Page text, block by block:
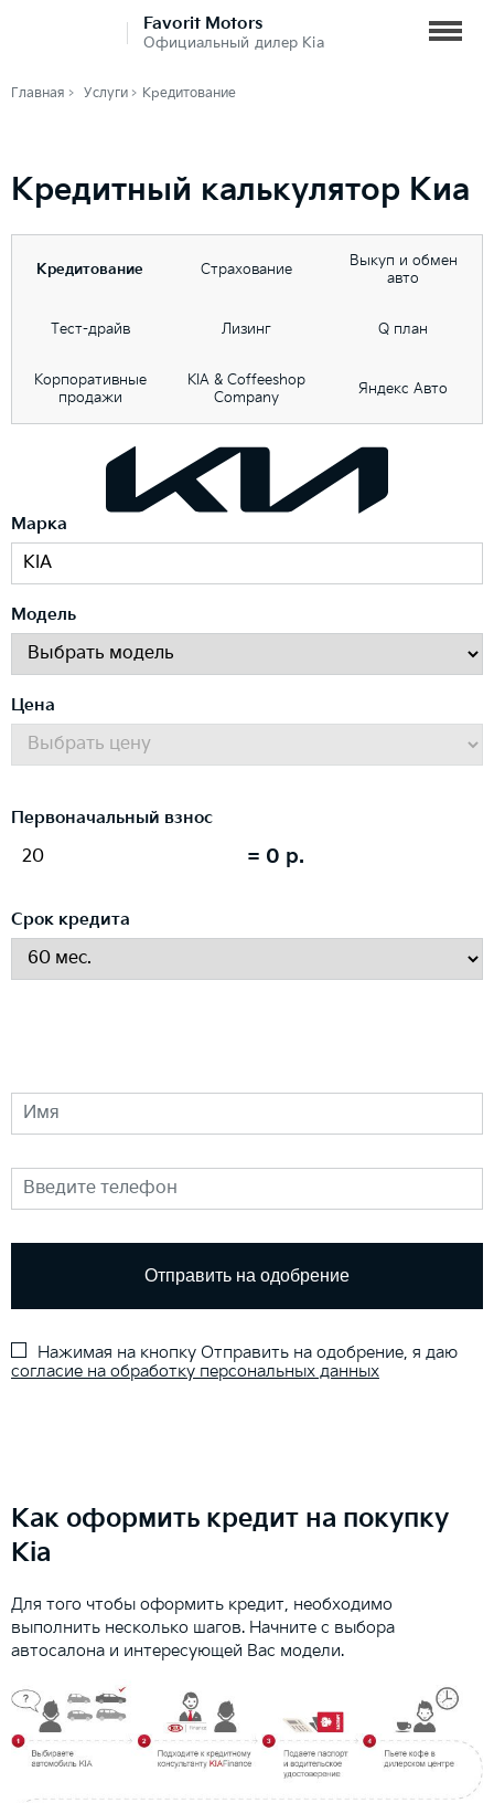
Favorit Motors
Официальный дилер Kia
Главная Услуги Кредитование
Кредитный калькулятор Киа
Марка
Модель
Цена
Срок кредита
Первоначальный взнос
= 0 p.
Нажимая на кнопку Отправить на одобрение, я даю
согласие на обработку персональных данных
Кредитование Страхование
Выкуп и обмен
авто
Тест-драйв Лизинг Q план
Корпоративные
продажи
KIA & Coffeeshop
Company
Яндекс Авто
Как оформить кредит на покупку
Kia
Для того чтобы оформить кредит, необходимо
выполнить несколько шагов. Начните с выбора
автосалона и интересующей Вас модели.